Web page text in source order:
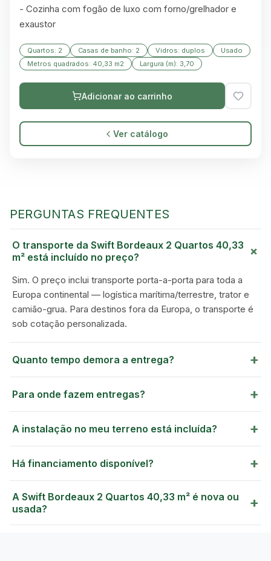
GREEN VILLAGE
- Cozinha com fogão de luxo com forno/grelhador e
exaustor
Quartos: 2 Casas de banho: 2 Vidros: duplos
Usado
Metros quadrados: 40,33 m2
Largura (m): 3,70
Adicionar ao carrinho
Ver catálogo
PERGUNTAS FREQUENTES
O transporte da Swift Bordeaux 2 Quartos 40,33
m² está incluído no preço?
+
Sim. O preço inclui transporte porta-a-porta para toda a
Europa continental — logística marítima/terrestre, trator e
camião-grua. Para destinos fora da Europa, o transporte é
sob cotação personalizada.
Quanto tempo demora a entrega? +
Para onde fazem entregas? +
A instalação no meu terreno está incluída? +
Há financiamento disponível? +
A Swift Bordeaux 2 Quartos 40,33 m² é nova ou
usada?
+